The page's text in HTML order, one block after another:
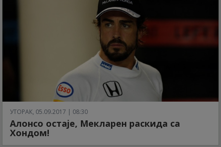
УТОРАК, 05.09.2017 | 08:30
Алонсо остаје, Мекларен раскида са
Хондом!